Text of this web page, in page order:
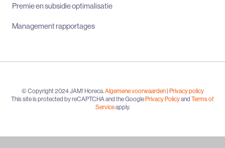
Premie en subsidie optimalisatie
Management rapportages
© Copyright 2024 JAM! Horeca.Algemene voorwaarden| Privacy policy
This site is protected by reCAPTCHA and the GooglePrivacy Policyand Terms of
Serviceapply.